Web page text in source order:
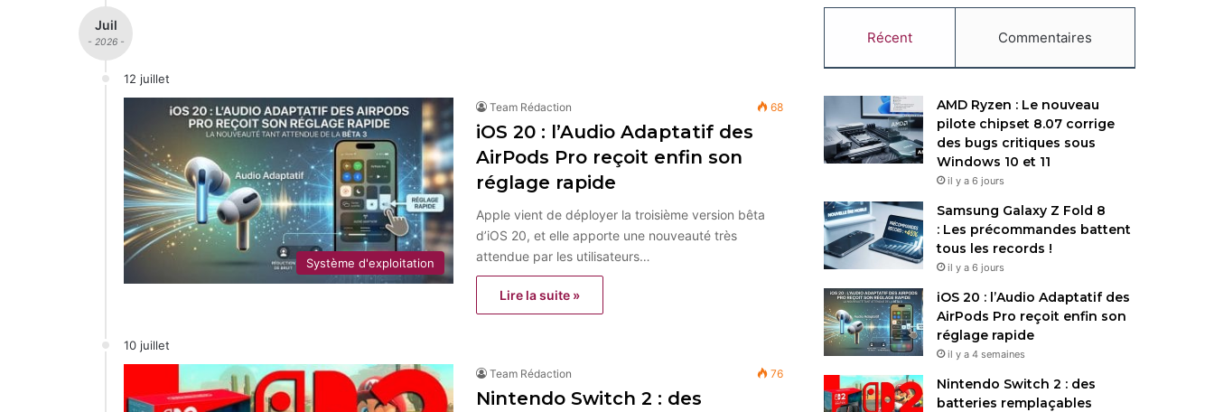
Juil
- 2026 -
12 juillet
Système d'exploitation
Team Rédaction 68
iOS 20 : l’Audio Adaptatif des
AirPods Pro reçoit enfin son
réglage rapide
Apple vient de déployer la troisième version bêta
d’iOS 20, et elle apporte une nouveauté très
attendue par les utilisateurs…
Lire la suite »
10 juillet
Team Rédaction 76
Nintendo Switch 2 : des
Récent Commentaires
AMD Ryzen : Le nouveau
pilote chipset 8.07 corrige
des bugs critiques sous
Windows 10 et 11
il y a 6 jours
Samsung Galaxy Z Fold 8
: Les précommandes battent
tous les records !
il y a 6 jours
iOS 20 : l’Audio Adaptatif des
AirPods Pro reçoit enfin son
réglage rapide
il y a 4 semaines
Nintendo Switch 2 : des
batteries remplaçables